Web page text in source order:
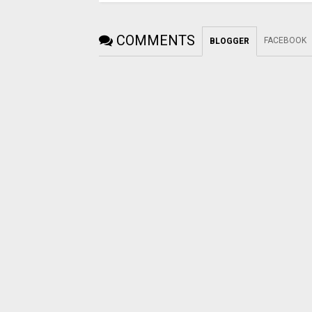
COMMENTS BLOGGER FACEBOOK